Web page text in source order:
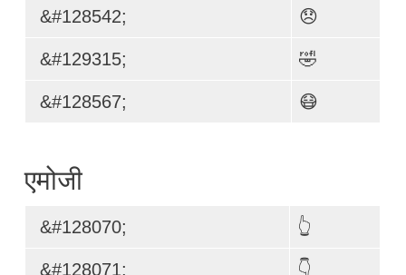
&#128542; 😞
&#129315; 🤣
&#128567; 😷
एमोजी
&#128070; 👆
&#128071; 👇